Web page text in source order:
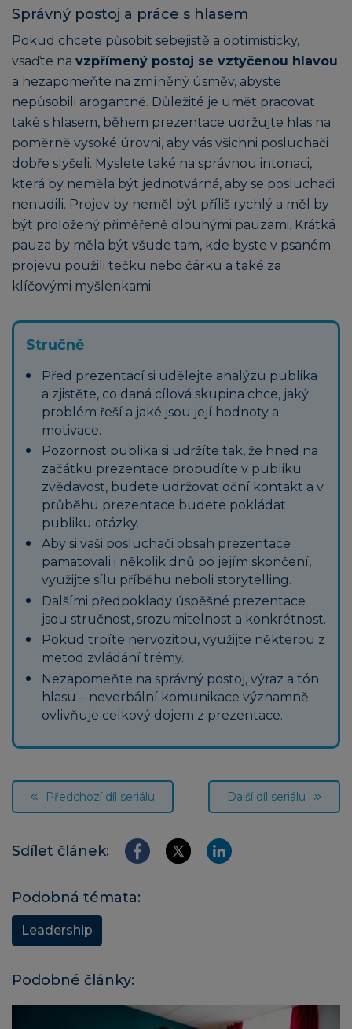
Správný postoj a práce s hlasem
Pokud chcete působit sebejistě a optimisticky,
vsaďte na vzpřímený postoj se vztyčenou hlavou
a nezapomeňte na zmíněný úsměv, abyste
nepůsobili arogantně. Důležité je umět pracovat
také s hlasem, během prezentace udržujte hlas na
poměrně vysoké úrovni, aby vás všichni posluchači
dobře slyšeli. Myslete také na správnou intonaci,
která by neměla být jednotvárná, aby se posluchači
nenudili. Projev by neměl být příliš rychlý a měl by
být proložený přiměřeně dlouhými pauzami. Krátká
pauza by měla být všude tam, kde byste v psaném
projevu použili tečku nebo čárku a také za
klíčovými myšlenkami.
Stručně
Před prezentací si udělejte analýzu publika
a zjistěte, co daná cílová skupina chce, jaký
problém řeší a jaké jsou její hodnoty a
motivace.
Pozornost publika si udržíte tak, že hned na
začátku prezentace probudíte v publiku
zvědavost, budete udržovat oční kontakt a v
průběhu prezentace budete pokládat
publiku otázky.
Aby si vaši posluchači obsah prezentace
pamatovali i několik dnů po jejím skončení,
využijte sílu příběhu neboli storytelling.
Dalšími předpoklady úspěšné prezentace
jsou stručnost, srozumitelnost a konkrétnost.
Pokud trpíte nervozitou, využijte některou z
metod zvládání trémy.
Nezapomeňte na správný postoj, výraz a tón
hlasu – neverbální komunikace významně
ovlivňuje celkový dojem z prezentace.
Předchozí díl seriálu Další díl seriálu
Sdílet článek:
Podobná témata:
Leadership
Podobné články: